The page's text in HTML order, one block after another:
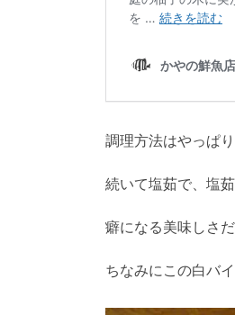
調理方法はやっぱ
続いて塩茹で、塩
癖になる美味しさだ
ちなみにこの白バ